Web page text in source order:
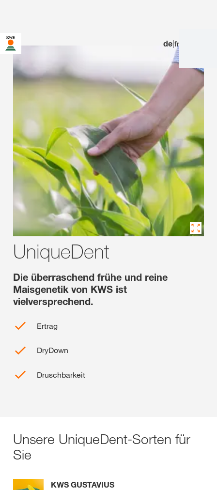
de|fr
Sie befinden sich auf der KWS Website für die Schweiz. Für
diese Seite existiert eine alternative Seite für Ihr Land:
Möchten Sie jetzt wechseln?
DIESMAL NICHT
WECHSELN
NICHT MEHR
FRAGEN
UniqueDent
Die überraschend frühe und reine
Maisgenetik von KWS ist
vielversprechend.
Ertrag
DryDown
Druschbarkeit
Unsere UniqueDent-Sorten für
Sie
KWS GUSTAVIUS